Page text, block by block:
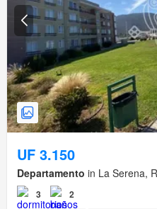
UF 3.150
Departamento in La Serena,
3 2